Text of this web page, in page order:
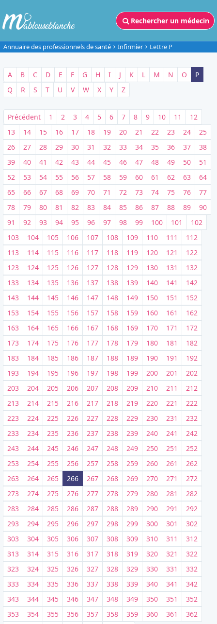
Rechercher un médecin
Annuaire des professionnels de santé Infirmier Lettre P
A B C D E F G H I J K L M N O
P
Q
R S T U V W X Y Z
Précédent 1 2 3 4 5 6 7 8 9 10 11
12
13
14 15 16 17 18 19 20 21 22 23 24
25
26
27 28 29 30 31 32 33 34 35 36 37
38
39
40 41 42 43 44 45 46 47 48 49 50
51
52
53 54 55 56 57 58 59 60 61 62 63
64
65
66 67 68 69 70 71 72 73 74 75 76
77
78
79 80 81 82 83 84 85 86 87 88 89
90
91
92 93 94 95 96 97 98 99 100 101
102
103
104 105 106 107 108 109 110 111
112
113
114 115 116 117 118 119 120 121
122
123
124 125 126 127 128 129 130 131
132
133
134 135 136 137 138 139 140 141
142
143
144 145 146 147 148 149 150 151
152
153
154 155 156 157 158 159 160 161
162
163
164 165 166 167 168 169 170 171
172
173
174 175 176 177 178 179 180 181
182
183
184 185 186 187 188 189 190 191
192
193
194 195 196 197 198 199 200 201
202
203
204 205 206 207 208 209 210 211
212
213
214 215 216 217 218 219 220 221
222
223
224 225 226 227 228 229 230 231
232
233
234 235 236 237 238 239 240 241
242
243
244 245 246 247 248 249 250 251
252
253
254 255 256 257 258 259 260 261
262
263
264 265 266 267 268 269 270 271
272
273
274 275 276 277 278 279 280 281
282
283
284 285 286 287 288 289 290 291
292
293
294 295 296 297 298 299 300 301
302
303
304 305 306 307 308 309 310 311
312
313
314 315 316 317 318 319 320 321
322
323
324 325 326 327 328 329 330 331
332
333
334 335 336 337 338 339 340 341
342
343
344 345 346 347 348 349 350 351
352
353
354 355 356 357 358 359 360 361
362